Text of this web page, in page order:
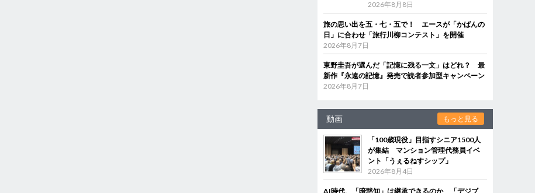
2026年8月8日
旅の思い出を五・七・五で！ エースが「かばんの
日」に合わせ「旅行川柳コンテスト」を開催
2026年8月7日
東野圭吾が選んだ「記憶に残る一文」はどれ？ 最
新作『永遠の記憶』発売で読者参加型キャンペーン
2026年8月7日
動画 もっと見る
「100歳現役」目指すシニア1500人
が集結 マンション管理代務員イベ
ント「うぇるねすシップ」
2026年8月4日
AI時代、「暗黙知」は継承できるのか 「デジブ